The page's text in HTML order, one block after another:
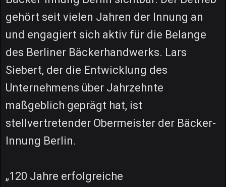
gehört seit vielen Jahren der Innung an
und engagiert sich aktiv für die Belange
des Berliner Bäckerhandwerks. Lars
Siebert, der die Entwicklung des
Unternehmens über Jahrzehnte
maßgeblich geprägt hat, ist
stellvertretender Obermeister der Bäcker-
Innung Berlin.
„120 Jahre erfolgreiche